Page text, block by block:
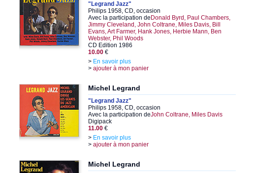
"Legrand Jazz"
Philips 1958, CD, occasion
Avec la participation de Donald Byrd, Paul Chambers,
Jimmy Cleveland, John Coltrane, Miles Davis, Bill
Evans, Art Farmer, Hank Jones, Herbie Mann, Ben
Webster, Phil Woods
CD Edition 1986
10.00 €
> En savoir plus
> ajouter à mon panier
Michel Legrand
"Legrand Jazz"
Philips 1958, CD, occasion
Avec la participation deJohn Coltrane, Miles Davis
Digipack
11.00 €
> En savoir plus
> ajouter à mon panier
Michel Legrand